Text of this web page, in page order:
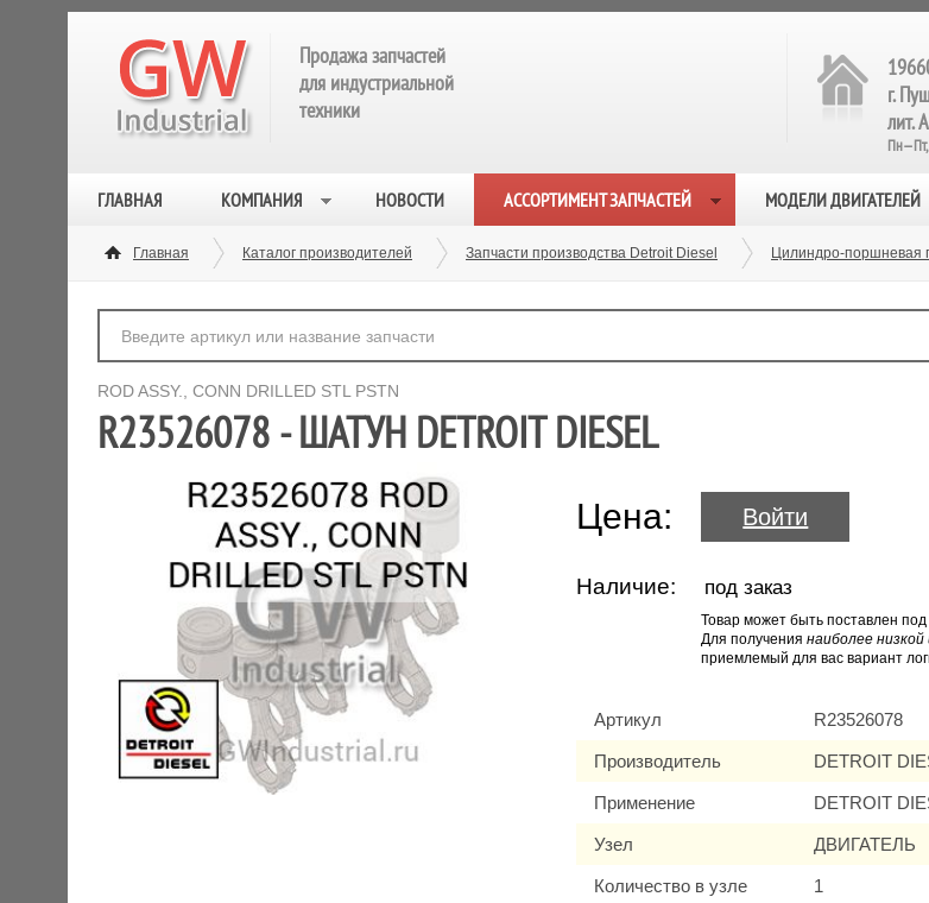
Продажа запчастей
для индустриальной
техники
г.
лит.
ГЛАВНАЯ КОМПАНИЯ НОВОСТИ АССОРТИМЕНТ ЗАПЧАСТЕЙ МОДЕЛИ ДВИГАТЕЛЕЙ
Главная Каталог производителей Запчасти производства Detroit Diesel Цилиндро-поршневая
ROD ASSY., CONN DRILLED STL PSTN
R23526078 - ШАТУН DETROIT DIESEL
Цена: Войти
Наличие: под заказ
Товар может быть поставлен под
Для получениянаиболее
приемлемый для вас вариант
Артикул R23526078
Производитель DETROIT
Применение DETROIT
Узел ДВИГАТЕЛЬ
Количество в узле 1